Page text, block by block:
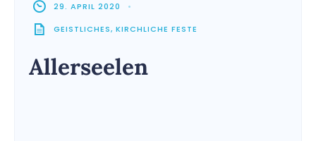
29. APRIL 2020
•
GEISTLICHES, KIRCHLICHE FESTE
Allerseelen